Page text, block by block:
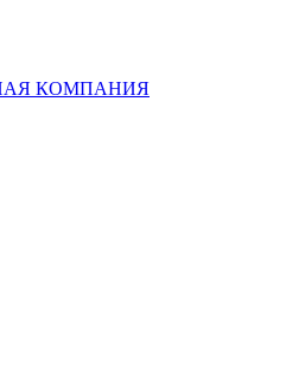
КОМПАНИЯ